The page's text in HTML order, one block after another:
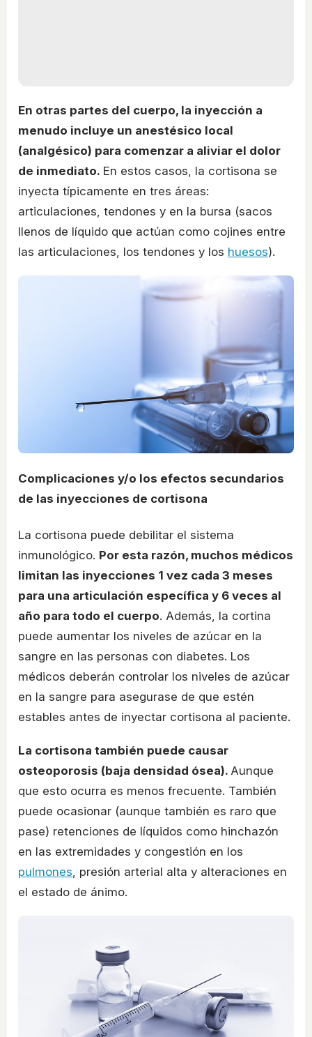
En otras partes del cuerpo, la inyección a
menudo incluye un anestésico local
(analgésico) para comenzar a aliviar el dolor
de inmediato. En estos casos, la cortisona se
inyecta típicamente en tres áreas:
articulaciones, tendones y en la bursa (sacos
llenos de líquido que actúan como cojines entre
las articulaciones, los tendones y los huesos).
Complicaciones y/o los efectos secundarios
de las inyecciones de cortisona
La cortisona puede debilitar el sistema
inmunológico. Por esta razón, muchos médicos
limitan las inyecciones 1 vez cada 3 meses
para una articulación específica y 6 veces al
año para todo el cuerpo. Además, la cortina
puede aumentar los niveles de azúcar en la
sangre en las personas con diabetes. Los
médicos deberán controlar los niveles de azúcar
en la sangre para asegurase de que estén
estables antes de inyectar cortisona al paciente.
La cortisona también puede causar
osteoporosis (baja densidad ósea). Aunque
que esto ocurra es menos frecuente. También
puede ocasionar (aunque también es raro que
pase) retenciones de líquidos como hinchazón
en las extremidades y congestión en los
pulmones , presión arterial alta y alteraciones en
el estado de ánimo.